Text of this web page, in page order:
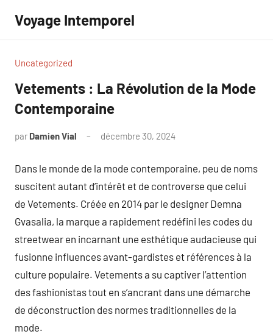
contenu
Voyage Intemporel
Uncategorized
Vetements : La Révolution de la Mode
Contemporaine
par Damien Vial décembre 30, 2024
Dans le monde de la mode contemporaine, peu de noms
suscitent autant d’intérêt et de controverse que celui
de Vetements. Créée en 2014 par le designer Demna
Gvasalia, la marque a rapidement redéfini les codes du
streetwear en incarnant une esthétique audacieuse qui
fusionne influences avant-gardistes et références à la
culture populaire. Vetements a su captiver l’attention
des fashionistas tout en s’ancrant dans une démarche
de déconstruction des normes traditionnelles de la
mode.